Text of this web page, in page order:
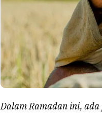
Dalam Ramadan ini,